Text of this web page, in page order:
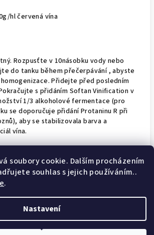
soubory cookie. Dalším procházením
souhlas s jejich používáním..
.
Nastavení
hl červená vína
Rozpusťte v 10násobku vody nebo
do tanku během přečerpávání , abyste
Přidejte před posledním
s přidáním Softan Vinification v
1/3 alkoholové fermentace (pro
se doporučuje přidání Protaninu R při
aby se stabilizovala barva a
vína.
technology